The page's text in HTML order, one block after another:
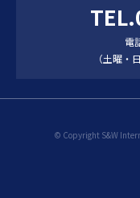
電
（土曜・
© Copyright S&W